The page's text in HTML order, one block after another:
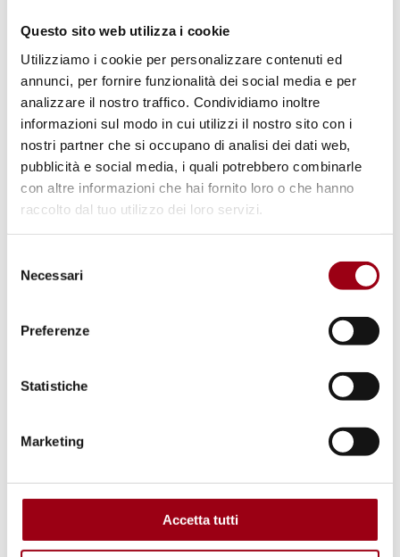
Questo sito web utilizza i cookie
Utilizziamo i cookie per personalizzare contenuti ed
annunci, per fornire funzionalità dei social media e per
analizzare il nostro traffico. Condividiamo inoltre
informazioni sul modo in cui utilizzi il nostro sito con i
nostri partner che si occupano di analisi dei dati web,
pubblicità e social media, i quali potrebbero combinarle
con altre informazioni che hai fornito loro o che hanno
raccolto dal tuo utilizzo dei loro servizi.
delNecessari
Preferenze
Statistiche
Marketing
Accetta tutti
for the Elimination of Violence
Against Women, 25 November
24.11.2025
© UN Women/Ryan Brown
Thirty Years of the Beijing
Declaration and Platform for
Action: Current Status of Gender
Equality and Proposals for the